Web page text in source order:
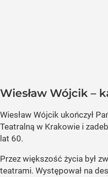
Wiesław Wójcik –
Wiesław Wójcik ukończył
Teatralną w Krakowie i
lat 60.
Przez większość życia był
teatrami. Występował na